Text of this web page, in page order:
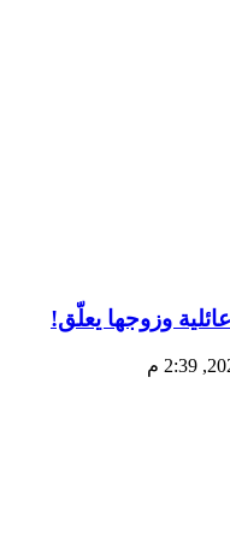
وزوجها يعلّق!